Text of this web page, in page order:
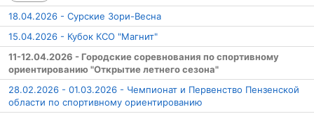
18.04.2026 - Сурские Зори-Весна
15.04.2026 - Кубок КСО "Магнит"
11-12.04.2026 - Городские соревнования по спортивному
ориентированию "Открытие летнего сезона"
28.02.2026 - 01.03.2026 - Чемпионат и Первенство Пензенской
области по спортивному ориентированию